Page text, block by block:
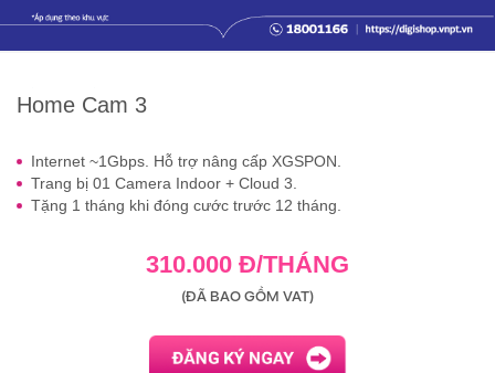
Home Cam 3
Internet ~1Gbps. Hỗ trợ nâng cấp XGSPON.
Trang bị 01 Camera Indoor + Cloud 3.
Tặng 1 tháng khi đóng cước trước 12 tháng.
310.000 Đ/THÁNG
(ĐÃ BAO GỒM VAT)